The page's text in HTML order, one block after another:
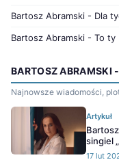
Bartosz Abramski - Dla
Bartosz Abramski - To ty
BARTOSZ ABRAMSKI
Najnowsze wiadomości,
Artykuł
singiel
17 lut